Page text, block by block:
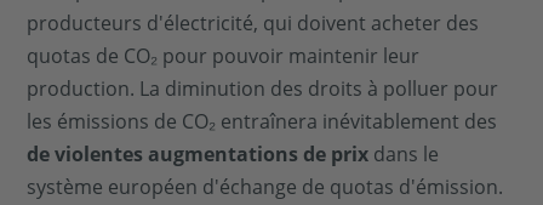
producteurs d'électricité, qui doivent acheter des
quotas de CO₂ pour pouvoir maintenir leur
production. La diminution des droits à polluer pour
les émissions de CO₂ entraînera inévitablement des
de violentes augmentations de prix dans le
système européen d'échange de quotas d'émission.